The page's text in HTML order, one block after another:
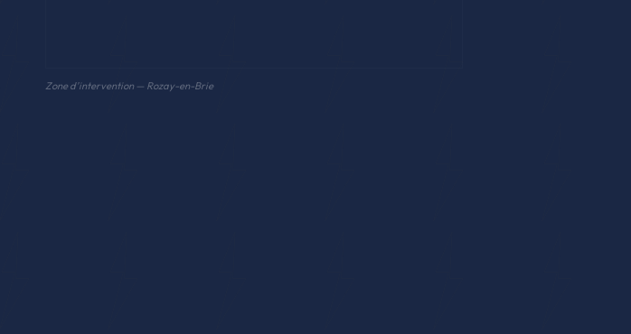
Zone d'intervention — Rozay-en-Brie